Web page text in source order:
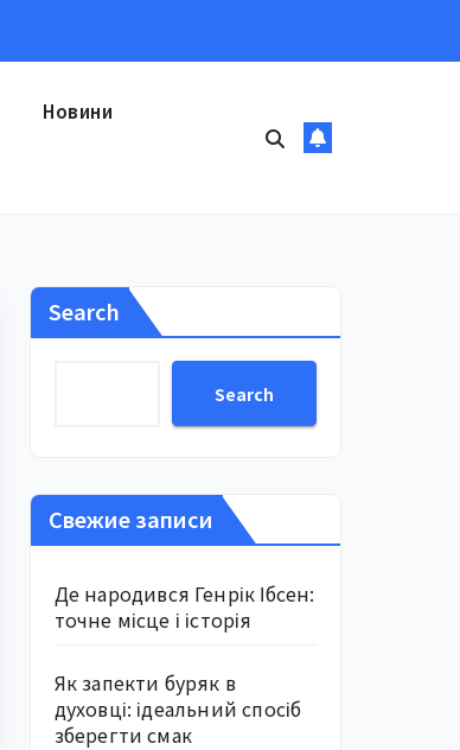
Новини
Search
Search
Свежие записи
Де народився Генрік Ібсен:
точне місце і історія
Як запекти буряк в
духовці: ідеальний спосіб
зберегти смак